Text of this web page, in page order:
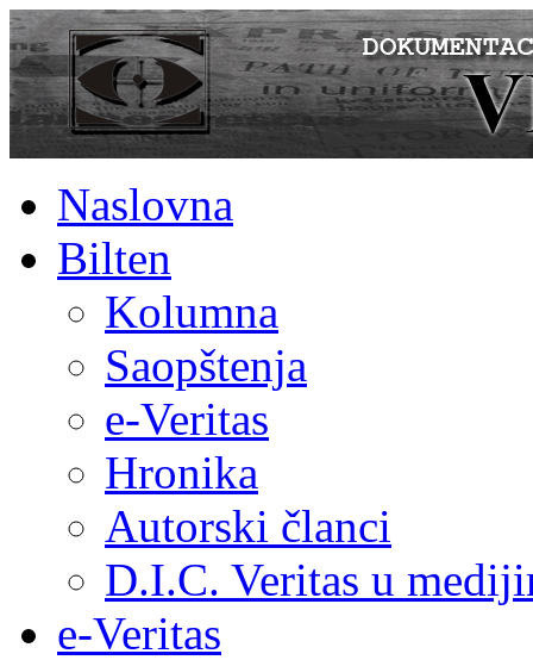
Naslovna
Bilten
Kolumna
Saopštenja
e-Veritas
Hronika
Autorski članci
D.I.C. Veritas u
e-Veritas